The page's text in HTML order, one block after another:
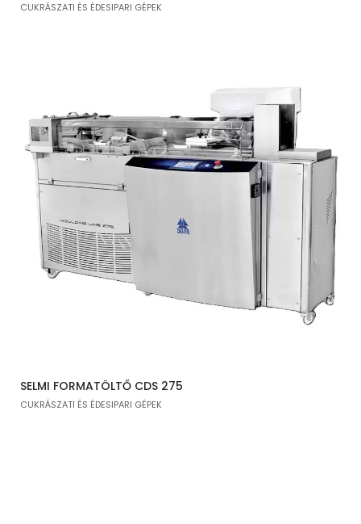
CUKRÁSZATI ÉS ÉDESIPARI GÉPEK
SELMI FORMATÖLTŐ CDS 275
CUKRÁSZATI ÉS ÉDESIPARI GÉPEK